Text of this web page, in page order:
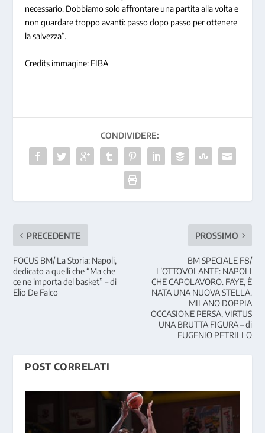
necessario. Dobbiamo solo affrontare una partita alla volta e
non guardare troppo avanti: passo dopo passo per ottenere
la salvezza“.
Credits immagine: FIBA
CONDIVIDERE:
PRECEDENTE
FOCUS BM/ La Storia: Napoli,
dedicato a quelli che “Ma che
ce ne importa del basket” – di
Elio De Falco
PROSSIMO
BM SPECIALE F8/
L’OTTOVOLANTE: NAPOLI
CHE CAPOLAVORO. FAYE, È
NATA UNA NUOVA STELLA.
MILANO DOPPIA
OCCASIONE PERSA, VIRTUS
UNA BRUTTA FIGURA – di
EUGENIO PETRILLO
POST CORRELATI